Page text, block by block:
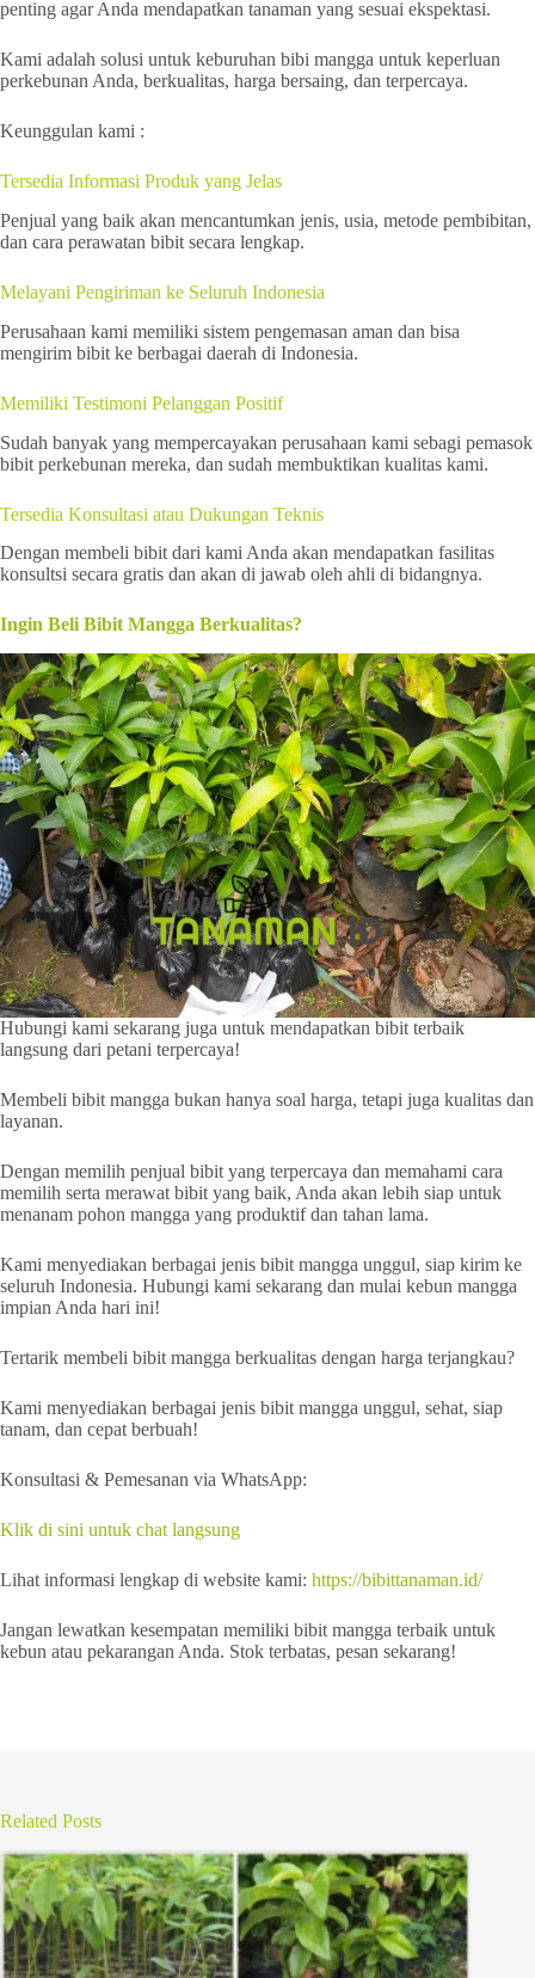
penting agar Anda mendapatkan tanaman yang sesuai ekspektasi.
Kami adalah solusi untuk keburuhan bibi mangga untuk keperluan
perkebunan Anda, berkualitas, harga bersaing, dan terpercaya.
Keunggulan kami :
Tersedia Informasi Produk yang Jelas
Penjual yang baik akan mencantumkan jenis, usia, metode pembibitan,
dan cara perawatan bibit secara lengkap.
Melayani Pengiriman ke Seluruh Indonesia
Perusahaan kami memiliki sistem pengemasan aman dan bisa
mengirim bibit ke berbagai daerah di Indonesia.
Memiliki Testimoni Pelanggan Positif
Sudah banyak yang mempercayakan perusahaan kami sebagi pemasok
bibit perkebunan mereka, dan sudah membuktikan kualitas kami.
Tersedia Konsultasi atau Dukungan Teknis
Dengan membeli bibit dari kami Anda akan mendapatkan fasilitas
konsultsi secara gratis dan akan di jawab oleh ahli di bidangnya.
Ingin Beli Bibit Mangga Berkualitas?
Hubungi kami sekarang juga untuk mendapatkan bibit terbaik
langsung dari petani terpercaya!
Membeli bibit mangga bukan hanya soal harga, tetapi juga kualitas dan
layanan.
Dengan memilih penjual bibit yang terpercaya dan memahami cara
memilih serta merawat bibit yang baik, Anda akan lebih siap untuk
menanam pohon mangga yang produktif dan tahan lama.
Kami menyediakan berbagai jenis bibit mangga unggul, siap kirim ke
seluruh Indonesia. Hubungi kami sekarang dan mulai kebun mangga
impian Anda hari ini!
Tertarik membeli bibit mangga berkualitas dengan harga terjangkau?
Kami menyediakan berbagai jenis bibit mangga unggul, sehat, siap
tanam, dan cepat berbuah!
Konsultasi & Pemesanan via WhatsApp:
Klik di sini untuk chat langsung
Lihat informasi lengkap di website kami: https://bibittanaman.id/
Jangan lewatkan kesempatan memiliki bibit mangga terbaik untuk
kebun atau pekarangan Anda. Stok terbatas, pesan sekarang!
Related Posts